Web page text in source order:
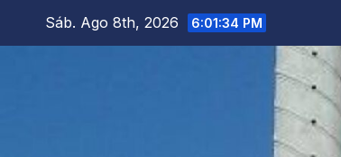
Sáb. Ago 8th, 2026 6:01:35 PM